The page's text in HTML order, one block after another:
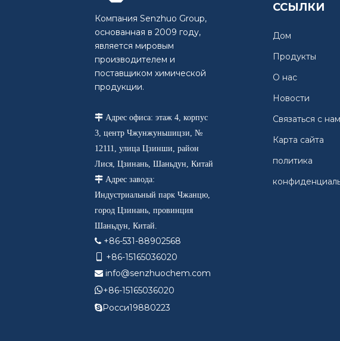
Компания Senzhuo Group,
основанная в 2009 году,
является мировым
производителем и
поставщиком химической
продукции.
 Адрес офиса: этаж 4, корпус
3, центр Чжунжуньшицзи, №
12111, улица Цзинши, район
Лися, Цзинань, Шаньдун, Китай
 Адрес завода:
Индустриальный парк Чжанцю,
город Цзинань, провинция
Шаньдун, Китай.
 +86-531-88902568
+86-15165036020
 info@senzhuochem.com
+86-15165036020
Росси19880223
ССЫЛКИ
Дом
Продукты
О нас
Новости
Связаться с
Карта сайта
политика